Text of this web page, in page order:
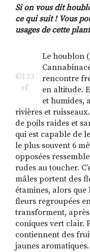
Si on vous dit
ce qui suit ! Vous
usages de cette
©123
rf
Le houblon (
rencontre
en altitude.
et humides,
rivières et
de poils raides et
qui est capable de
le plus souvent 6
opposées
rudes au toucher.
mâles portent des
étamines, alors
fleurs regroupées
transforment,
coniques vert clair.
contiennent des
jaunes aromatiques.